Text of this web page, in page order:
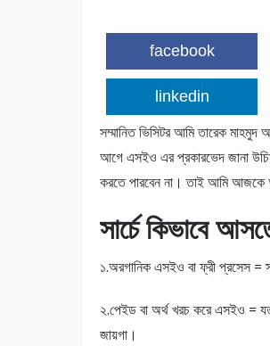
facebook
linkedin
সম্মানিত ভিসিটর আমি তারেক
আগে এসইও এর প্রকারভেদ জানা
করতে পারবেন না। তাই আমি
সার্চে কিভাবে
১.অরগানিক এসইও বা ফ্রী প্রসেস =
২.পেইড বা অর্থ খরচ করে এসইও =
জায়গা।